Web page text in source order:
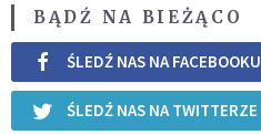
BĄDŹ NA BIEŻĄCO
ŚLEDŹ NAS NA FACEBOOKU
ŚLEDŹ NAS NA TWITTERZE